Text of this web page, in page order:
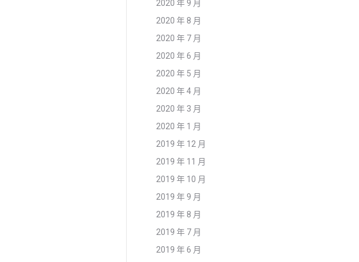
2020 年 9 月
2020 年 8 月
2020 年 7 月
2020 年 6 月
2020 年 5 月
2020 年 4 月
2020 年 3 月
2020 年 1 月
2019 年 12 月
2019 年 11 月
2019 年 10 月
2019 年 9 月
2019 年 8 月
2019 年 7 月
2019 年 6 月